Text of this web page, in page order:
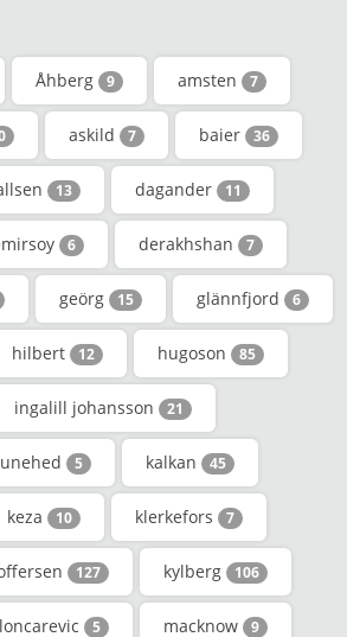
Åhberg 9 amsten 7
askild 7 baier 36
13 dagander 11
6 derakhshan 7
geörg 15 glännfjord 6
hilbert 12 hugoson 85
ingalill johansson 21
5 kalkan 45
keza 10 klerkefors 7
127 kylberg 106
loncarevic 5 macknow 9